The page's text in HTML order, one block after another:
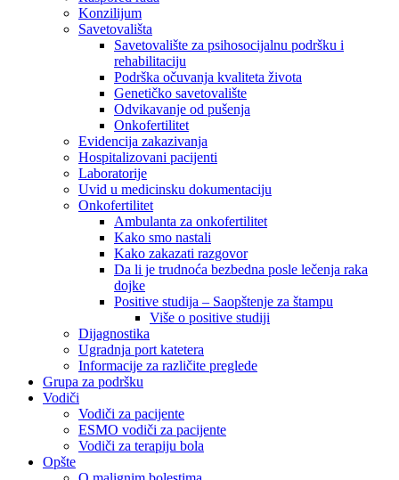
Konzilijum
Savetovališta
Savetovalište za psihosocijalnu podršku i
rehabilitaciju
Podrška očuvanja kvaliteta života
Genetičko savetovalište
Odvikavanje od pušenja
Onkofertilitet
Evidencija zakazivanja
Hospitalizovani pacijenti
Laboratorije
Uvid u medicinsku dokumentaciju
Onkofertilitet
Ambulanta za onkofertilitet
Kako smo nastali
Kako zakazati razgovor
Da li je trudnoća bezbedna posle lečenja raka
dojke
Positive studija – Saopštenje za štampu
Više o positive studiji
Dijagnostika
Ugradnja port katetera
Informacije za različite preglede
Grupa za podršku
Vodiči
Vodiči za pacijente
ESMO vodiči za pacijente
Vodiči za terapiju bola
Opšte